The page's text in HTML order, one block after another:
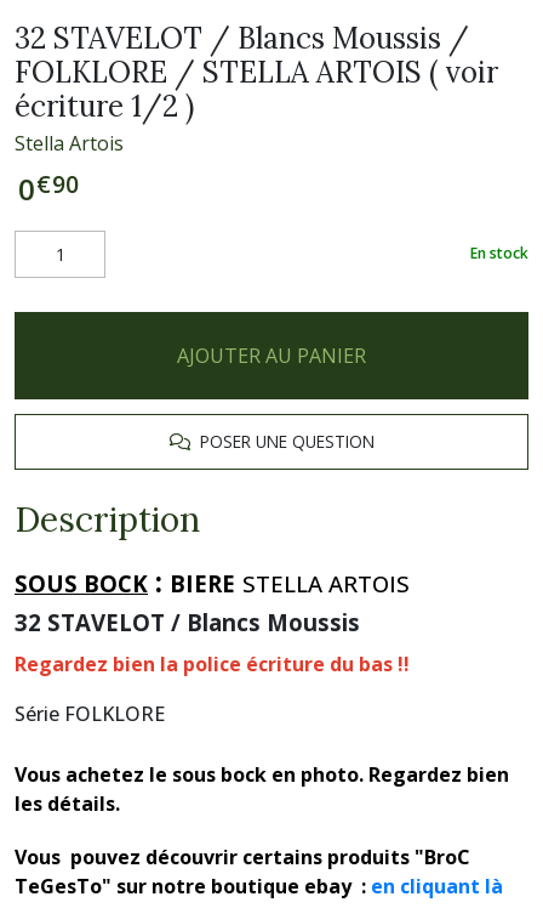
32 STAVELOT / Blancs Moussis /
FOLKLORE / STELLA ARTOIS ( voir
écriture 1/2 )
Stella Artois
0€90
En stock
AJOUTER AU PANIER
POSER UNE QUESTION
Description
SOUS BOCK : BIERE STELLA ARTOIS
32 STAVELOT / Blancs Moussis
Regardez bien la police écriture du bas !!
Série FOLKLORE
Vous achetez le sous bock en photo. Regardez bien
les détails.
Vous pouvez découvrir certains produits "BroC
TeGesTo" sur notre boutique ebay : en cliquant là